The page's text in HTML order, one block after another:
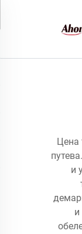
Цена
и
и